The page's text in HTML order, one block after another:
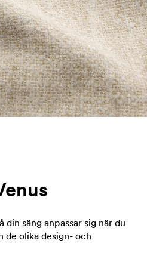
säng anpassar sig när du
de olika design- och